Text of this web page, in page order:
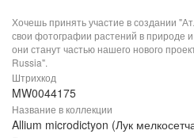
Хочешь принять участие в создании
свои фотографии растений в природе и
они станут частью нашего нового
Russia".
Штрихкод
MW0044175
Название в коллекции
Allium microdictyon (Лук